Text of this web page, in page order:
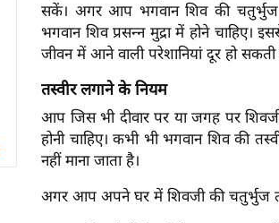
सकें। अगर आप भगवान शिव की चतुर्भुज
भगवान शिव प्रसन्न मुद्रा में होने चाहिए।
जीवन में आने वाली परेशानियां दूर हो सकती
तस्वीर लगाने के नियम
आप जिस भी दीवार पर या जगह पर
होनी चाहिए। कभी भी भगवान शिव की
नहीं माना जाता है।
अगर आप अपने घर में शिवजी की चतुर्भुज